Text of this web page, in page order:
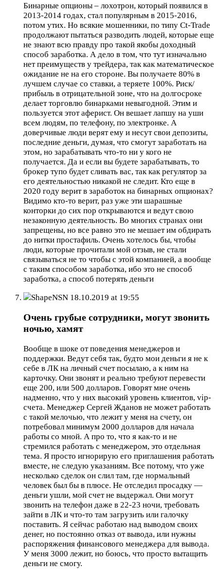
Бинарные опционы – лохотрон, который появился в
2013-2014 годах, стал популярным в 2015-2016,
потом утих. Но всякие мошенники, по типу Ct-Trade
продолжают пытаться разводить людей, которые еще
не знают всю правду про такой якобы доходный
способ заработка. А дело в том, что тут изначально
нет преимуществ у трейдера, так как математическое
ожидание не на его стороне. Вы получаете 80% в
лучшем случае со ставки, а теряете 100%. Риск/
прибыль в отрицательной зоне, что на долгосроке
делает торговлю бинарками невыгодной. Этим и
пользуется этот аферист. Он вешает лапшу на уши
всем людям, по телефону, по электронке. А
доверчивые люди верят ему и несут свои депозиты,
последние деньги, думая, что смогут заработать на
этом, но зарабатывать что-то ни у кого не
получается. Да и если вы будете зарабатывать, то
брокер тупо будет сливать вас, так как регулятор за
его деятельностью никакой не следит. Кто еще в
2020 году верит в заработок на бинарных опционах?
Видимо кто-то верит, раз уже эти шарашные
конторки до сих пор открываются и ведут свою
незаконную деятельность. Во многих странах они
запрещены, но все равно это не мешает им обдирать
до нитки простафиль. Очень хотелось бы, чтобы
люди, которые прочитали мой отзыв, не стали
связываться не то чтобы с этой компанией, а вообще
с таким способом заработка, ибо это не способ
заработка, а способ потерять деньги
ShapeNSN 18.10.2019 at 19:55
Очень грубые сотрудники, могут звонить
ночью, хамят
Вообще в шоке от поведения менеджеров и
поддержки. Ведут себя так, будто мои деньги я не к
себе в ЛК на личный счет посылаю, а к ним на
карточку. Они звонят и реально требуют перевести
еще 200, или 500 долларов. Говорят мне очень
надменно, что у них высокий уровень клиентов, vip-
счета. Менеджер Сергей Жданов не может работать
с такой мелочью, что лежит у меня на счету, он
потребовал минимум 2000 долларов для начала
работы со мной. А про то, что я как-то и не
стремился работать с менеджером, это отдельная
тема. Я просто игнорирую его приглашения работать
вместе, не следую указаниям. Все потому, что уже
несколько сделок он слил там, где нормальный
человек был бы в плюсе. Не отследил просадку —
деньги ушли, мой счет не выдержал. Они могут
звонить на телефон даже в 22-23 ночи, требовать
зайти в ЛК и что-то там загрузить или галочку
поставить. Я сейчас работаю над выводом своих
денег, но постоянно отказ от вывода, или нужны
распоряжения финансового менеджера для вывода.
У меня 3000 лежит, но боюсь, что просто вытащить
деньги не смогу.